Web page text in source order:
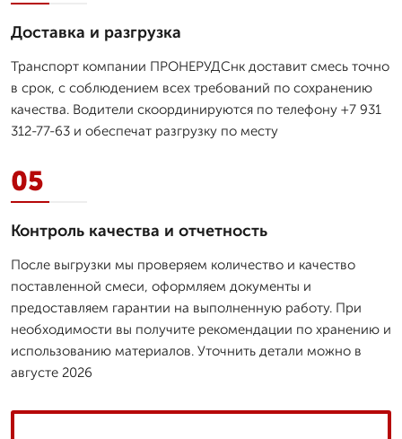
Доставка и разгрузка
Транспорт компании ПРОНЕРУДСнк доставит смесь точно
в срок, с соблюдением всех требований по сохранению
качества. Водители скоординируются по телефону +7 931
312-77-63 и обеспечат разгрузку по месту
05
Контроль качества и отчетность
После выгрузки мы проверяем количество и качество
поставленной смеси, оформляем документы и
предоставляем гарантии на выполненную работу. При
необходимости вы получите рекомендации по хранению и
использованию материалов. Уточнить детали можно в
августе 2026